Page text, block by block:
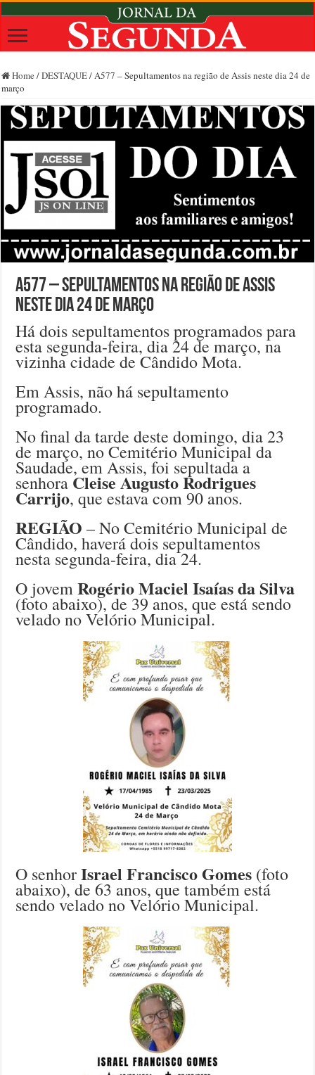
Home /DESTAQUE/A577 – Sepultamentos na região de Assis neste dia 24 de
março
A577 – Sepultamentos na região de Assis
neste dia 24 de março
Há dois sepultamentos programados para
esta segunda-feira, dia 24 de março, na
vizinha cidade de Cândido Mota.
Em Assis, não há sepultamento
programado.
No final da tarde deste domingo, dia 23
de março, no Cemitério Municipal da
Saudade, em Assis, foi sepultada a
senhora Cleise Augusto Rodrigues
Carrijo, que estava com 90 anos.
REGIÃO – No Cemitério Municipal de
Cândido, haverá dois sepultamentos
nesta segunda-feira, dia 24.
O jovemRogério Maciel Isaías da Silva
(foto abaixo), de 39 anos, que está sendo
velado no Velório Municipal.
O senhorIsrael Francisco Gomes (foto
abaixo), de 63 anos, que também está
sendo velado no Velório Municipal.